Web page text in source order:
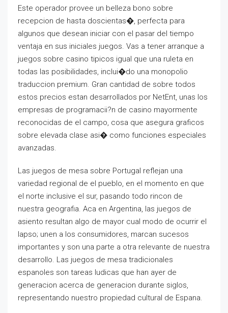
Este operador provee un belleza bono sobre
recepcion de hasta doscientas�, perfecta para
algunos que desean iniciar con el pasar del tiempo
ventaja en sus iniciales juegos. Vas a tener arranque a
juegos sobre casino tipicos igual que una ruleta en
todas las posibilidades, inclui�do una monopolio
traduccion premium. Gran cantidad de sobre todos
estos precios estan desarrollados por NetEnt, unas los
empresas de programacii?n de casino mayormente
reconocidas de el campo, cosa que asegura graficos
sobre elevada clase asi� como funciones especiales
avanzadas.
Las juegos de mesa sobre Portugal reflejan una
variedad regional de el pueblo, en el momento en que
el norte inclusive el sur, pasando todo rincon de
nuestra geografia. Aca en Argentina, las juegos de
asiento resultan algo de mayor cual modo de ocurrir el
lapso; unen a los consumidores, marcan sucesos
importantes y son una parte a otra relevante de nuestra
desarrollo. Las juegos de mesa tradicionales
espanoles son tareas ludicas que han ayer de
generacion acerca de generacion durante siglos,
representando nuestro propiedad cultural de Espana.